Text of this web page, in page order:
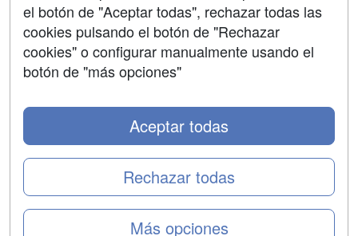
Grupo formazion:
Copyright 2000-2026 Formazion Web, S.L. - Calle
Fermín Caballero, 62 - 28034 Madrid Tel: 91 533 70 78
el botón de "Aceptar todas", rechazar todas las
cookies pulsando el botón de "Rechazar
cookies" o configurar manualmente usando el
botón de "más opciones"
Más opciones
Rechazar todas
Aceptar todas